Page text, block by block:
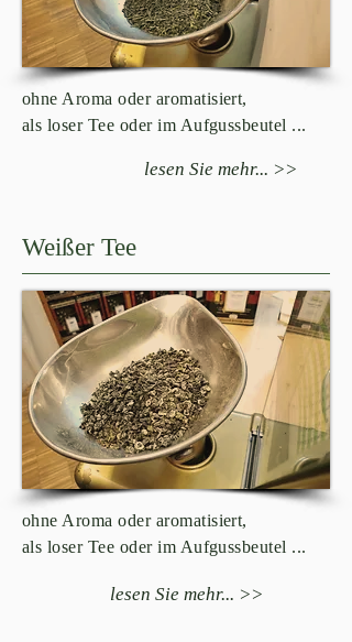
ohne Aroma oder aromatisiert,
als loser Tee oder im Aufgussbeutel ...
lesen Sie mehr... >>
Weißer Tee
ohne Aroma oder aromatisiert,
als loser Tee oder im Aufgussbeutel ...
lesen Sie mehr... >>